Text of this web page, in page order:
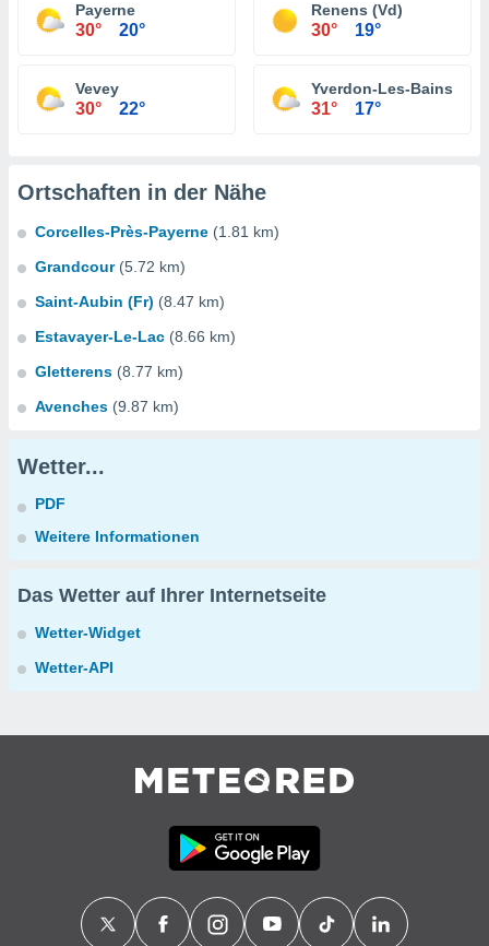
Payerne
30° 20°
Renens (Vd)
30° 19°
Vevey
30° 22°
Yverdon-Les-Bains
31° 17°
Ortschaften in der Nähe
Corcelles-Près-Payerne (1.81 km)
Grandcour (5.72 km)
Saint-Aubin (Fr) (8.47 km)
Estavayer-Le-Lac (8.66 km)
Gletterens (8.77 km)
Avenches (9.87 km)
Wetter...
PDF
Weitere Informationen
Das Wetter auf Ihrer Internetseite
Wetter-Widget
Wetter-API